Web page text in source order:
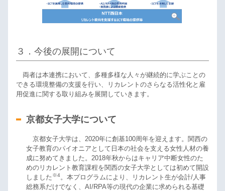
３．今後の展開について
両者は本連携において、多種多様な人々が継続的に学ぶことの
できる環境整備の支援を行い、リカレントのさらなる活性化と雇
用促進に関する取り組みを展開していきます。
京都女子大学について
京都女子大学は、2020年に創基100周年を迎えます。関西の
女子教育のパイオニアとして日本の社会を支える女性人材の養
成に努めてきました。2018年秋からはキャリア中断女性のた
めのリカレント教育課程を関西の女子大学としては初めて開設
しました※4。本プログラムにより、リカレント生が会計/人事
総務系だけでなく、AI/RPA等の現代の企業に求められる基礎